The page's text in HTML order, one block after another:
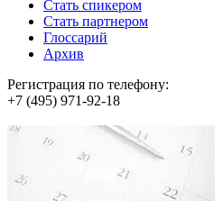
Стать спикером
Стать партнером
Глоссарий
Архив
Регистрация по телефону:
+7 (495) 971-92-18